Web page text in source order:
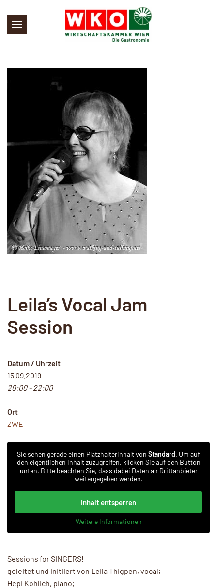
Skip to main content
Leila’s Vocal Jam
Session
Datum / Uhrzeit
15.09.2019
20:00 - 22:00
Ort
ZWE
Sie sehen gerade einen Platzhalterinhalt von Standard. Um auf
den eigentlichen Inhalt zuzugreifen, klicken Sie auf den Button
unten. Bitte beachten Sie, dass dabei Daten an Drittanbieter
weitergegeben werden.
Inhalt entsperren
Weitere Informationen
Sessions for SINGERS!
geleitet und initiiert von Leila Thigpen, vocal;
Hepi Kohlich, piano;